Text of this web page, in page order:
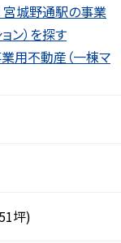
城野通駅の事業
ン）を探す
用不動産（一棟マ
坪)